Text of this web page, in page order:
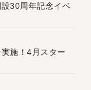
30周年記念イベ
施！4月スター